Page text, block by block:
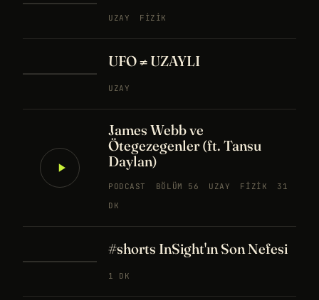
UZAY FIZIK
UFO ≠ UZAYLI
UZAY
James Webb ve
Ötegezegenler (ft. Tansu
Daylan)
PODCAST BÖLÜM 56 UZAY FIZIK
31
DK
#shorts InSight'ın Son Nefesi
1 DK